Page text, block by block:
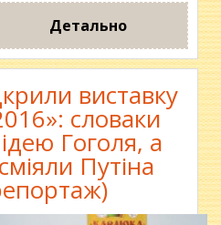
Детально
виставку
словаки
Гоголя, а
Путіна